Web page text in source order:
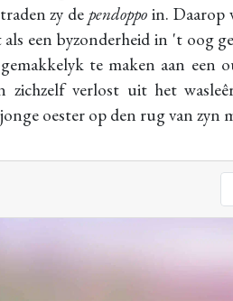
zy dependoppo in. Daarop
een byzonderheid in 't oog
te maken aan een
zichzelf verlost uit het
oester op den rug van zyn